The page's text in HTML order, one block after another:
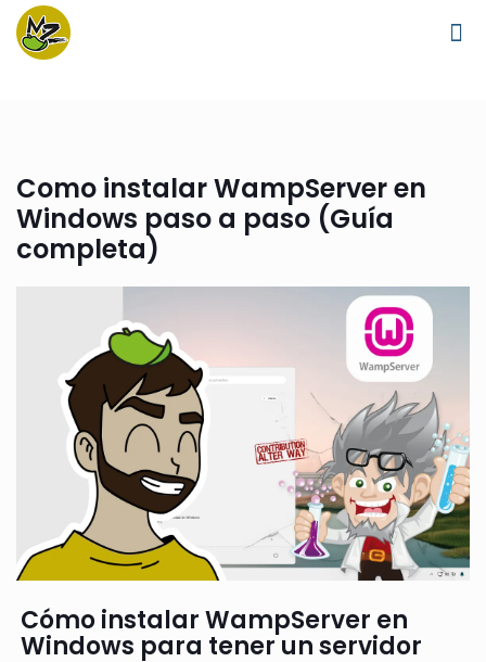
Como instalar WampServer en
Windows paso a paso (Guía
completa)
Cómo instalar WampServer en
Windows para tener un servidor